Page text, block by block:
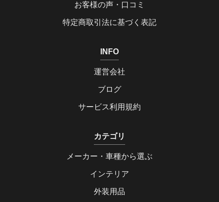
お客様の声・口コミ
特定商取引法に基づく表記
INFO
運営会社
ブログ
サービス利用規約
カテゴリ
メーカー・車種から選ぶ
インテリア
外装用品